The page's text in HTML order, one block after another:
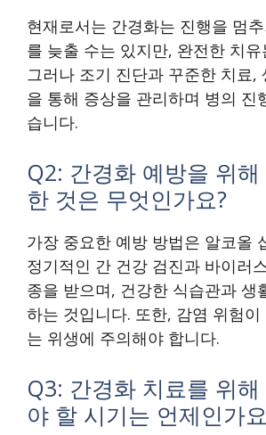
현재로서는 간경화는 진행을 멈
를 늦출 수는 있지만, 완전한 치
그러나 조기 진단과 꾸준한 치료,
을 통해 증상을 관리하며 병의 진
습니다.
Q2: 간경화 예방을 위
한 것은 무엇인가요?
가장 중요한 예방 방법은 알코올
정기적인 간 건강 검진과 바이러
종을 받으며, 건강한 식습관과 생
하는 것입니다. 또한, 감염 위험이
는 위생에 주의해야 합니다.
Q3: 간경화 치료를 위
야 할 시기는 언제인가